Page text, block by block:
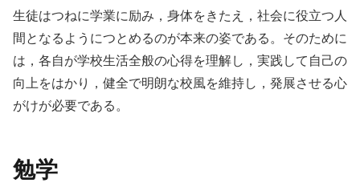
生徒はつねに学業に励み，身体をきたえ，社会に役立つ人
間となるようにつとめるのが本来の姿である。そのために
は，各自が学校生活全般の心得を理解し，実践して自己の
向上をはかり，健全で明朗な校風を維持し，発展させる心
がけが必要である。
勉学